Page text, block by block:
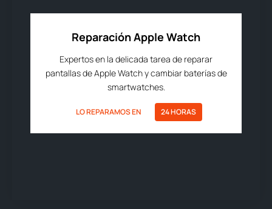
Reparación Apple Watch
Expertos en la delicada tarea de reparar
pantallas de Apple Watch y cambiar baterías de
smartwatches.
LO REPARAMOS EN 24 HORAS